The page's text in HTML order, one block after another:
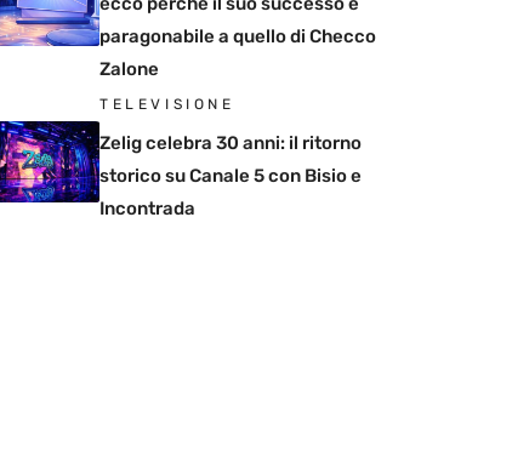
paragonabile a quello di Checco
Zalone
TELEVISIONE
Zelig celebra 30 anni: il ritorno
storico su Canale 5 con Bisio e
Incontrada